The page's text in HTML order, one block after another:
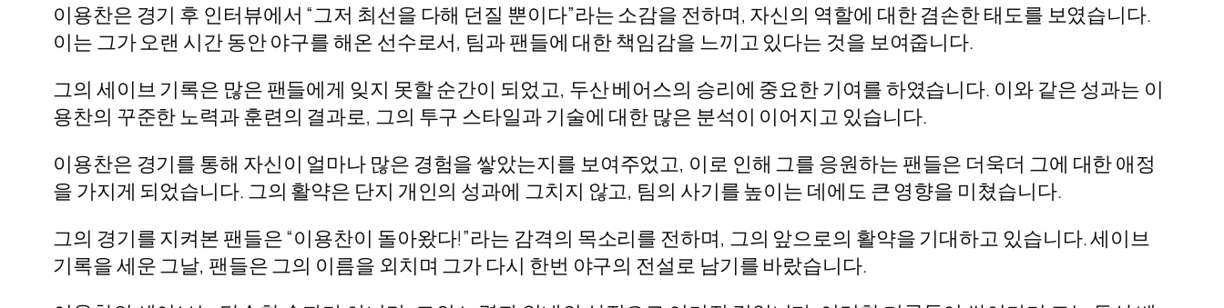
이용찬은 경기 후 인터뷰에서 “그저 최선을 다해 던질 뿐이다”라는 소감을 전하며, 자신의 역할에 대한 겸손한 태도를 보였습니다.
이는 그가 오랜 시간 동안 야구를 해온 선수로서, 팀과 팬들에 대한 책임감을 느끼고 있다는 것을 보여줍니다.
그의 세이브 기록은 많은 팬들에게 잊지 못할 순간이 되었고, 두산 베어스의 승리에 중요한 기여를 하였습니다. 이와 같은 성과는 이
용찬의 꾸준한 노력과 훈련의 결과로, 그의 투구 스타일과 기술에 대한 많은 분석이 이어지고 있습니다.
이용찬은 경기를 통해 자신이 얼마나 많은 경험을 쌓았는지를 보여주었고, 이로 인해 그를 응원하는 팬들은 더욱더 그에 대한 애정
을 가지게 되었습니다. 그의 활약은 단지 개인의 성과에 그치지 않고, 팀의 사기를 높이는 데에도 큰 영향을 미쳤습니다.
그의 경기를 지켜본 팬들은 “이용찬이 돌아왔다!”라는 감격의 목소리를 전하며, 그의 앞으로의 활약을 기대하고 있습니다. 세이브
기록을 세운 그날, 팬들은 그의 이름을 외치며 그가 다시 한번 야구의 전설로 남기를 바랐습니다.